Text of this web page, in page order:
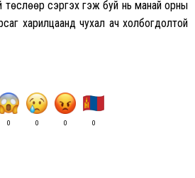
төслөөр сэргэх гэж буй нь манай орны
харилцаанд чухал ач холбогдолтой
0 0 0 0